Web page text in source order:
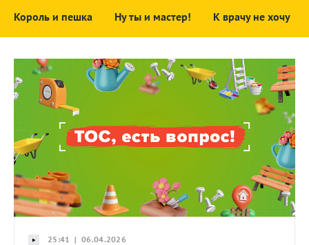
Король и пешка Ну ты и мастер! К врачу не хочу
25:41 | 06.04.2026